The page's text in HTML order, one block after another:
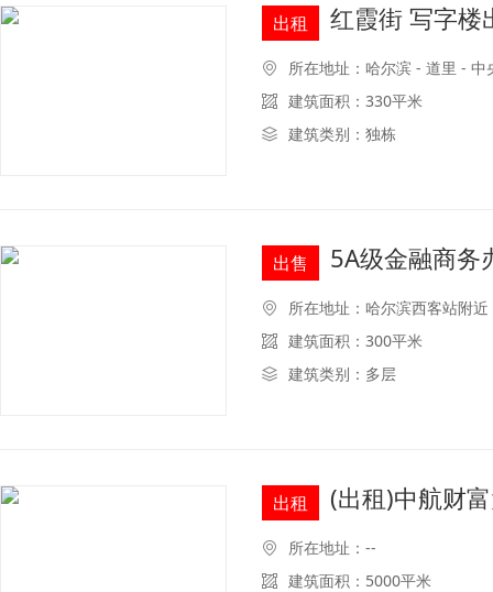
出租 红霞街 写字楼
所在地址：哈尔滨 - 道里 - 中
建筑面积：330平米
建筑类别：独栋
出售 5A级金融商务
所在地址：哈尔滨西客站附近
建筑面积：300平米
建筑类别：多层
出租 (出租)中航财
所在地址：--
建筑面积：5000平米